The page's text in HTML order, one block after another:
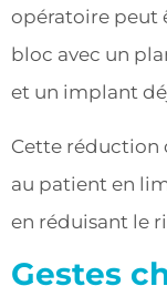
opératoire peut
bloc avec un
et un implant
Cette réduction
au patient en
en réduisant le
Gestes